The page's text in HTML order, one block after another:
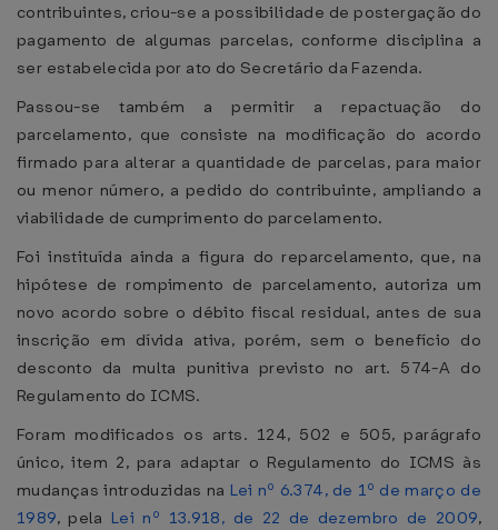
contribuintes, criou-se a possibilidade de postergação do
pagamento de algumas parcelas, conforme disciplina a
ser estabelecida por ato do Secretário da Fazenda.
Passou-se também a permitir a repactuação do
parcelamento, que consiste na modificação do acordo
firmado para alterar a quantidade de parcelas, para maior
ou menor número, a pedido do contribuinte, ampliando a
viabilidade de cumprimento do parcelamento.
Foi instituída ainda a figura do reparcelamento, que, na
hipótese de rompimento de parcelamento, autoriza um
novo acordo sobre o débito fiscal residual, antes de sua
inscrição em dívida ativa, porém, sem o benefício do
desconto da multa punitiva previsto no art. 574-A do
Regulamento do ICMS.
Foram modificados os arts. 124, 502 e 505, parágrafo
único, item 2, para adaptar o Regulamento do ICMS às
mudanças introduzidas na Lei nº 6.374, de 1º de março de
1989, pela Lei nº 13.918, de 22 de dezembro de 2009,